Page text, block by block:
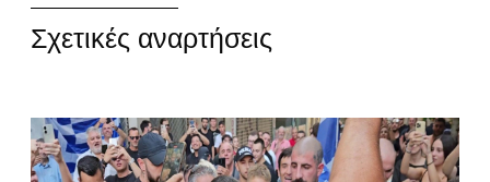
Σχετικές αναρτήσεις